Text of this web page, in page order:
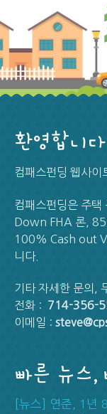
환영합니
컴패스펀딩 웹사이
컴패스펀딩은 주
Down FHA 론,
100% Cash out
니다.
기타 자세한 문의,
전화 : 714-356-
이메일 :
빠른 뉴스,
[뉴스] 연준, 1년